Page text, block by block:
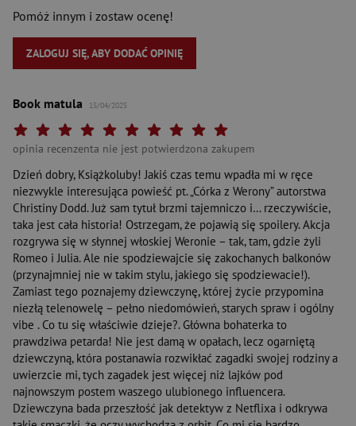
Pomóż innym i zostaw ocenę!
ZALOGUJ SIĘ, ABY DODAĆ OPINIĘ
Book matula 15/04/2025
Twoja ocena: Arcydzieło
Twoja ocena: Wybitna 9/10"
Twoja ocena: Rewelacyjna 8/10"
Twoja ocena: Bardzo dobra 7/10"
Twoja ocena: Dobra 6/10"
Twoja ocena: Przeciętna 5/10"
Twoja ocena: Może być 4/10"
Twoja ocena: Słaba 3/10"
Twoja ocena: Bardzo słaba 2/10"
Twoja ocena: Beznadziejna 1/10"
opinia recenzenta nie jest potwierdzona zakupem
Dzień dobry, Książkoluby! Jakiś czas temu wpadła mi w ręce
niezwykle interesująca powieść pt. „Córka z Werony” autorstwa
Christiny Dodd. Już sam tytuł brzmi tajemniczo i… rzeczywiście,
taka jest cała historia! Ostrzegam, że pojawią się spoilery. Akcja
rozgrywa się w słynnej włoskiej Weronie – tak, tam, gdzie żyli
Romeo i Julia. Ale nie spodziewajcie się zakochanych balkonów
(przynajmniej nie w takim stylu, jakiego się spodziewacie!).
Zamiast tego poznajemy dziewczynę, której życie przypomina
niezłą telenowelę – pełno niedomówień, starych spraw i ogólny
vibe . Co tu się właściwie dzieje?. Główna bohaterka to
prawdziwa petarda! Nie jest damą w opałach, lecz ogarniętą
dziewczyną, która postanawia rozwikłać zagadki swojej rodziny a
uwierzcie mi, tych zagadek jest więcej niż lajków pod
najnowszym postem waszego ulubionego influencera.
Dziewczyna bada przeszłość jak detektyw z Netflixa i odkrywa